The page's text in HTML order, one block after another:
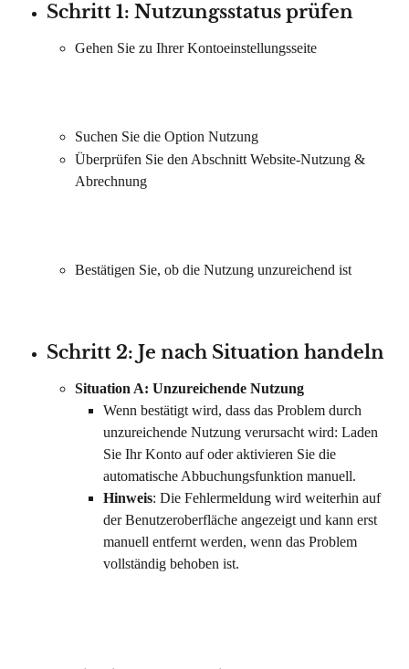
Schritt 1: Nutzungsstatus prüfen
Gehen Sie zu Ihrer Kontoeinstellungsseite
Suchen Sie die Option Nutzung
Überprüfen Sie den Abschnitt Website-Nutzung &
Abrechnung
Bestätigen Sie, ob die Nutzung unzureichend ist
Schritt 2: Je nach Situation handeln
Situation A: Unzureichende Nutzung
Wenn bestätigt wird, dass das Problem durch
unzureichende Nutzung verursacht wird: Laden
Sie Ihr Konto auf oder aktivieren Sie die
automatische Abbuchungsfunktion manuell.
Hinweis: Die Fehlermeldung wird weiterhin auf
der Benutzeroberfläche angezeigt und kann erst
manuell entfernt werden, wenn das Problem
vollständig behoben ist.